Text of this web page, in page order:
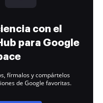
con el
para Google
fírmalos y compártelos
de Google favoritas.